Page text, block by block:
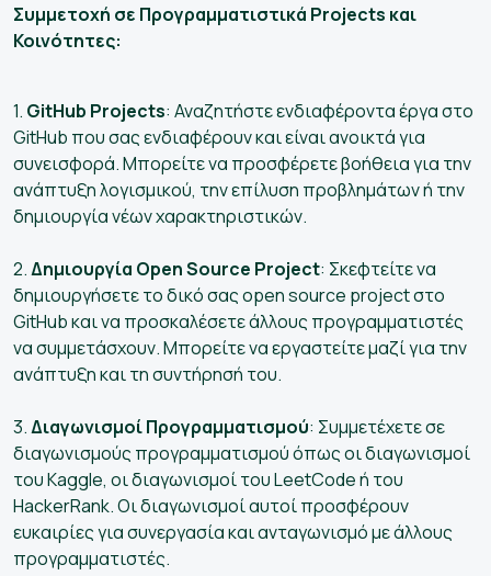
Συμμετοχή σε Προγραμματιστικά Projects και
Κοινότητες:
1. GitHub Projects: Αναζητήστε ενδιαφέροντα έργα στο
GitHub που σας ενδιαφέρουν και είναι ανοικτά για
συνεισφορά. Μπορείτε να προσφέρετε βοήθεια για την
ανάπτυξη λογισμικού, την επίλυση προβλημάτων ή την
δημιουργία νέων χαρακτηριστικών.
2.Δημιουργία Open Source Project: Σκεφτείτε να
δημιουργήσετε το δικό σας open source project στο
GitHub και να προσκαλέσετε άλλους προγραμματιστές
να συμμετάσχουν. Μπορείτε να εργαστείτε μαζί για την
ανάπτυξη και τη συντήρησή του.
3.Διαγωνισμοί Προγραμματισμού: Συμμετέχετε σε
διαγωνισμούς προγραμματισμού όπως οι διαγωνισμοί
του Kaggle, οι διαγωνισμοί του LeetCode ή του
HackerRank. Οι διαγωνισμοί αυτοί προσφέρουν
ευκαιρίες για συνεργασία και ανταγωνισμό με άλλους
προγραμματιστές.